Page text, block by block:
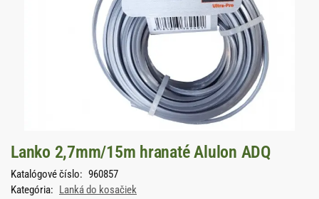
Lanko 2,7mm/15m hranaté Alulon ADQ
Katalógové číslo: 960857
Kategória: Lanká do kosačiek